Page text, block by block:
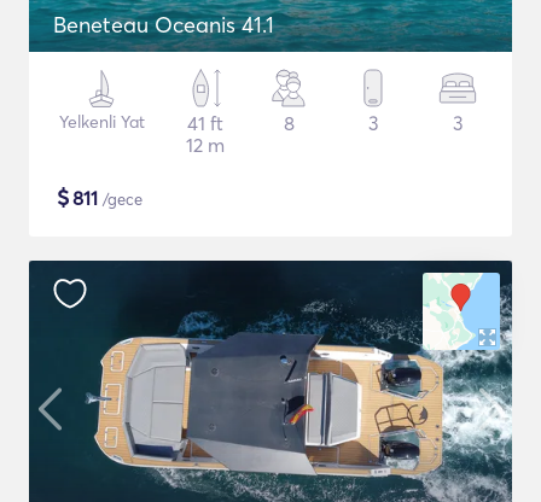
Beneteau Oceanis 41.1
Yelkenli Yat
41 ft
12 m
8 3 3
$811 /gece